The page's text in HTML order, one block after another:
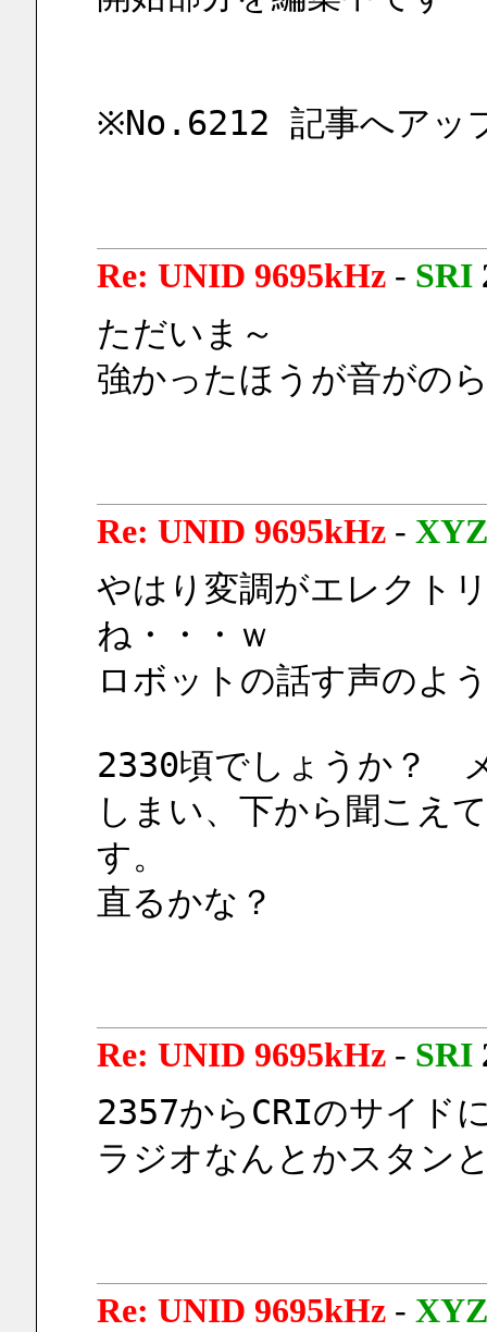
※No.6212 記事へアッ
Re: UNID 9695kHz- SRI
ただいま～
強かったほうが音がの
Re: UNID 9695kHz- XYZ
やはり変調がエレクト
ね・・・ｗ
ロボットの話す声のよ
2330頃でしょうか？　
しまい、下から聞こえ
す。
直るかな？
Re: UNID 9695kHz- SRI
2357からCRIのサイド
ラジオなんとかスタン
Re: UNID 9695kHz- XYZ